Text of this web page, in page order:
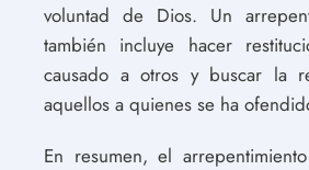
voluntad de Dios. Un
también incluye hacer
causado a otros y buscar la
aquellos a quienes se ha
En resumen, el